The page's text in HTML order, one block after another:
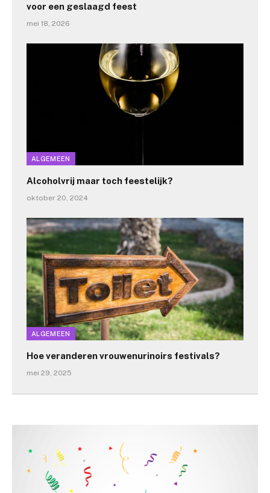
voor een geslaagd feest
mei 18, 2026
ALGEMEEN
Alcoholvrij maar toch feestelijk?
oktober 20, 2024
ALGEMEEN
Hoe veranderen vrouwenurinoirs festivals?
mei 29, 2025